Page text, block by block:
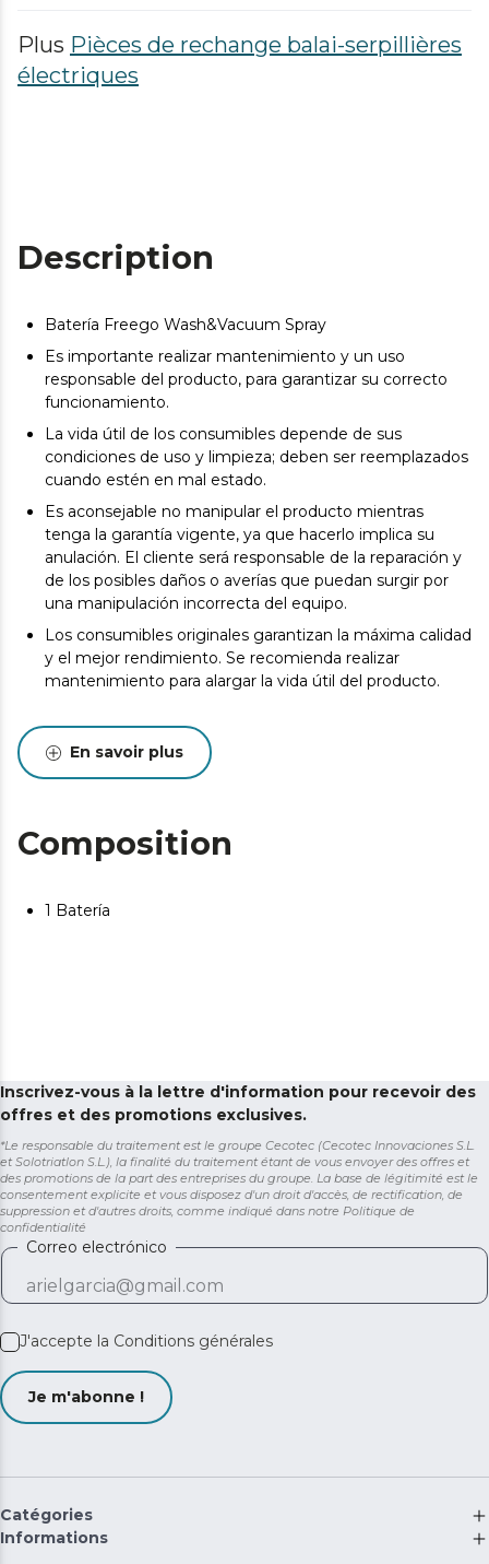
Plus Pièces de rechange balai-serpillières
électriques
Description
Batería Freego Wash&Vacuum Spray
Es importante realizar mantenimiento y un uso
responsable del producto, para garantizar su correcto
funcionamiento.
La vida útil de los consumibles depende de sus
condiciones de uso y limpieza; deben ser reemplazados
cuando estén en mal estado.
Es aconsejable no manipular el producto mientras
tenga la garantía vigente, ya que hacerlo implica su
anulación. El cliente será responsable de la reparación y
de los posibles daños o averías que puedan surgir por
una manipulación incorrecta del equipo.
Los consumibles originales garantizan la máxima calidad
y el mejor rendimiento. Se recomienda realizar
mantenimiento para alargar la vida útil del producto.
En savoir plus
Composition
1 Batería
Inscrivez-vous à la lettre d'information pour recevoir des
offres et des promotions exclusives.
*Le responsable du traitement est le groupe Cecotec (Cecotec Innovaciones S.L.
et Solotriatlon S.L.), la finalité du traitement étant de vous envoyer des offres et
des promotions de la part des entreprises du groupe. La base de légitimité est le
consentement explicite et vous disposez d'un droit d'accès, de rectification, de
suppression et d'autres droits, comme indiqué dans notre Politique de
confidentialité
Correo electrónico
J'accepte la Conditions générales
Je m'abonne !
Catégories
Informations